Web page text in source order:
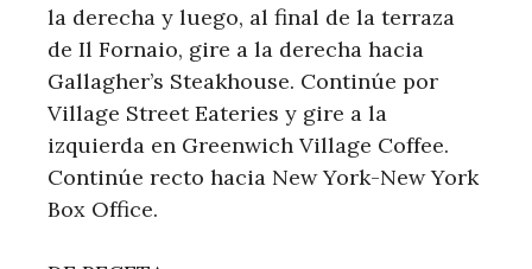
la derecha y luego, al final de la terraza
de Il Fornaio, gire a la derecha hacia
Gallagher’s Steakhouse. Continúe por
Village Street Eateries y gire a la
izquierda en Greenwich Village Coffee.
Continúe recto hacia New York-New York
Box Office.